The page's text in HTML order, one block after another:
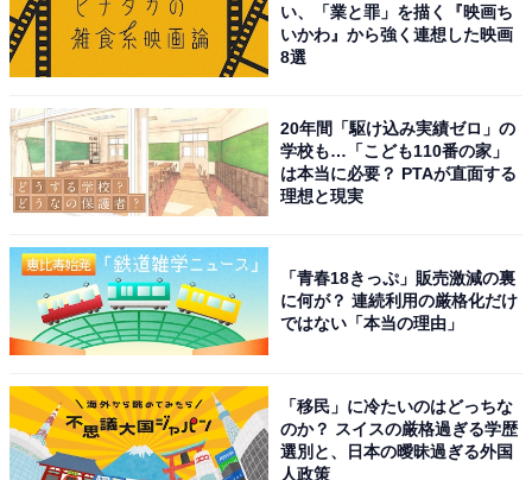
い、「業と罪」を描く『映画ち
いかわ』から強く連想した映画
8選
20年間「駆け込み実績ゼロ」の
学校も…「こども110番の家」
は本当に必要？ PTAが直面する
理想と現実
「青春18きっぷ」販売激減の裏
に何が？ 連続利用の厳格化だけ
ではない「本当の理由」
「移民」に冷たいのはどっちな
のか？ スイスの厳格過ぎる学歴
選別と、日本の曖昧過ぎる外国
人政策